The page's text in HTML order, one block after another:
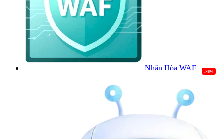
Nhân Hòa WAF New